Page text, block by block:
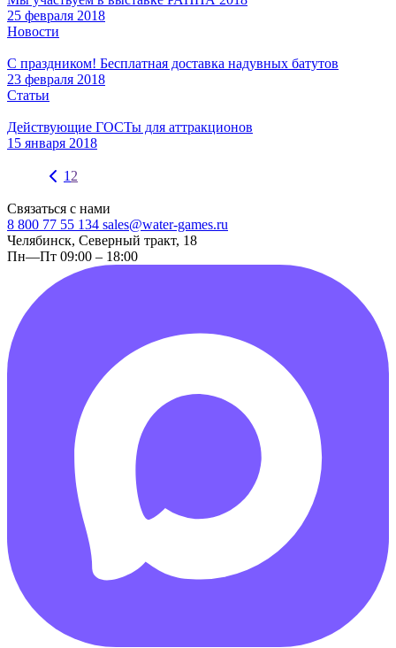
25 февраля 2018
Новости
С праздником! Бесплатная доставка надувных батутов
23 февраля 2018
Статьи
Действующие ГОСТы для аттракционов
15 января 2018
1 2
Связаться с нами
8 800 77 55 134 sales@water-games.ru
Челябинск, Северный тракт, 18
Пн—Пт 09:00 – 18:00